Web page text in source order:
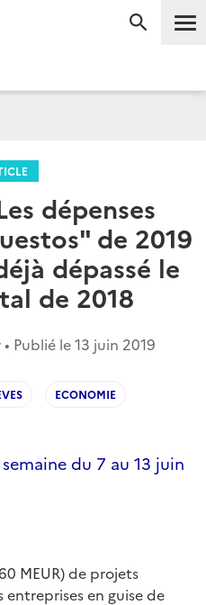
dépenses
de 2019
dépassé le
de 2018
Publié le13 juin 2019
ECONOMIE
du 7 au 13 juin
MEUR) de projets
en guise de